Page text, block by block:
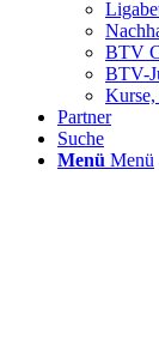
BTV
BTV-
Kurse,
Partner
Suche
Menü Menü